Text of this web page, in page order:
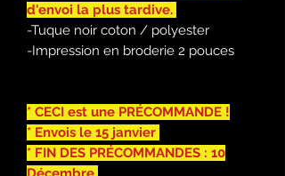
d'envoi la plus tardive.
-Tuque noir coton / polyester
-Impression en broderie 2 pouces
* CECI est une PRÉCOMMANDE !
* Envois le 15 janvier
* FIN DES PRÉCOMMANDES : 10